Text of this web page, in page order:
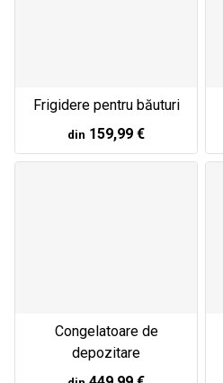
Frigidere pentru băuturi
din 159,99 €
Congelatoare de
depozitare